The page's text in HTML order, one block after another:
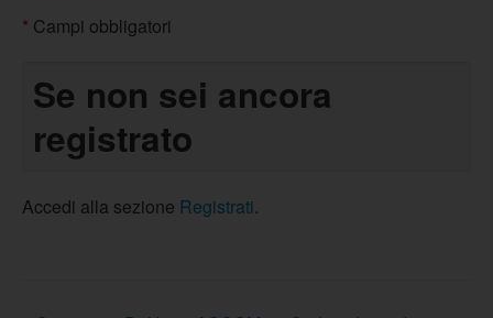
* Campi obbligatori
Se non sei ancora
registrato
Accedi alla sezione Registrati.